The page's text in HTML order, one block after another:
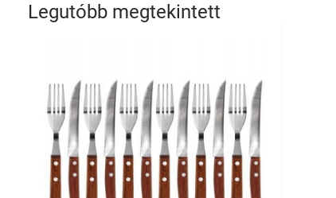
Legutóbb megtekintett